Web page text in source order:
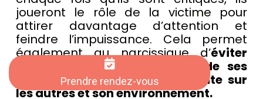
joueront le rôle de la victime pour
attirer davantage d’attention et
feindre l’impuissance. Cela permet
également au narcissique d’éviter
d’assumer la responsabilité de ses
actes en rejetant plutôt la faute sur
les autres et son environnement.
Prendre rendez-vous